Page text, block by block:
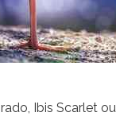
Ibis Scarlet